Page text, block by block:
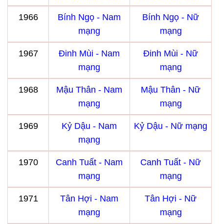
1966
Bính Ngọ - Nam
mạng
Bính Ngọ - Nữ
mạng
1967
Đinh Mùi - Nam
mạng
Đinh Mùi - Nữ
mạng
1968
Mậu Thân - Nam
mạng
Mậu Thân - Nữ
mạng
1969
Kỷ Dậu - Nam
mạng
Kỷ Dậu - Nữ mạng
1970
Canh Tuất - Nam
mạng
Canh Tuất - Nữ
mạng
1971
Tân Hợi - Nam
mạng
Tân Hợi - Nữ
mạng